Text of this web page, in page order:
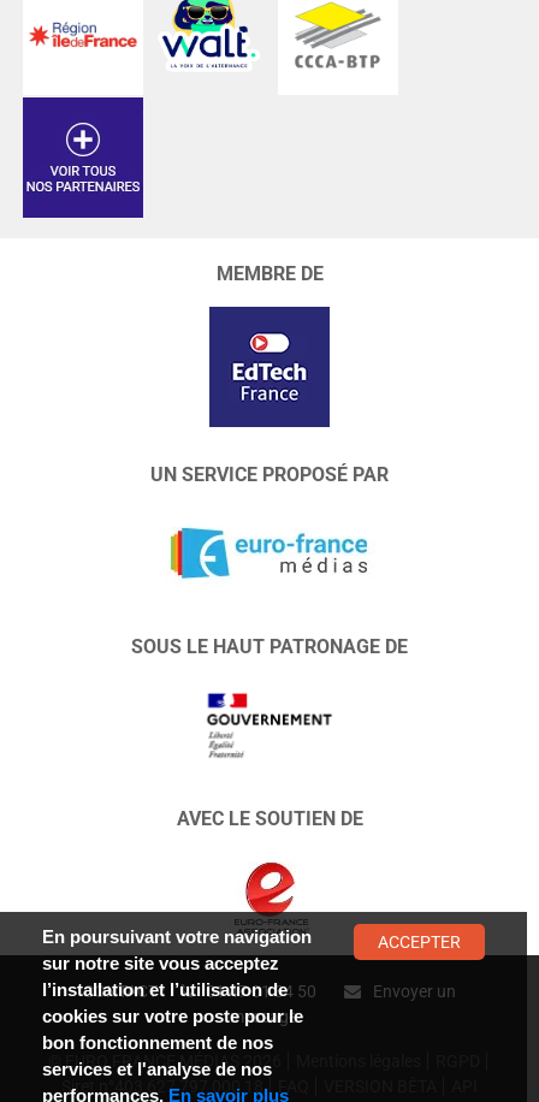
MEMBRE DE
UN SERVICE PROPOSÉ PAR
SOUS LE HAUT PATRONAGE DE
AVEC LE SOUTIEN DE
CONTACT : 01 47 01 34 50
Envoyer un
message
© EURO FRANCE MÉDIAS 2026
Siret n°403 627 797 000 18
En poursuivant votre navigation
sur notre site vous acceptez
l’installation et l’utilisation de
cookies sur votre poste pour le
bon fonctionnement de nos
services et l'analyse de nos
performances. En savoir plus
ACCEPTER